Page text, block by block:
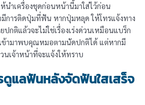
นำเครื่องชุดก่อนหน้านี้มาใส่ไว้ก่อน
ารติดปุ่มที่ฟัน หากปุ่มหลุด ให้โทรแจ้งทาง
กติแล้วจะไม่ใช่เรื่องเร่งด่วนเหมือนแบร็ก
ข้ามาพบคุณหมอตามนัดปกติได้ แต่หากมี
นเจ้าหน้าที่จะแจ้งให้ทราบ
ดูแลฟันหลังจัดฟันใสเสร็จ